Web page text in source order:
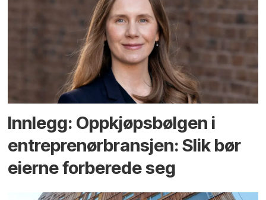
Innlegg: Oppkjøps­bølgen i
entreprenør­bransjen: Slik bør
eierne forberede seg